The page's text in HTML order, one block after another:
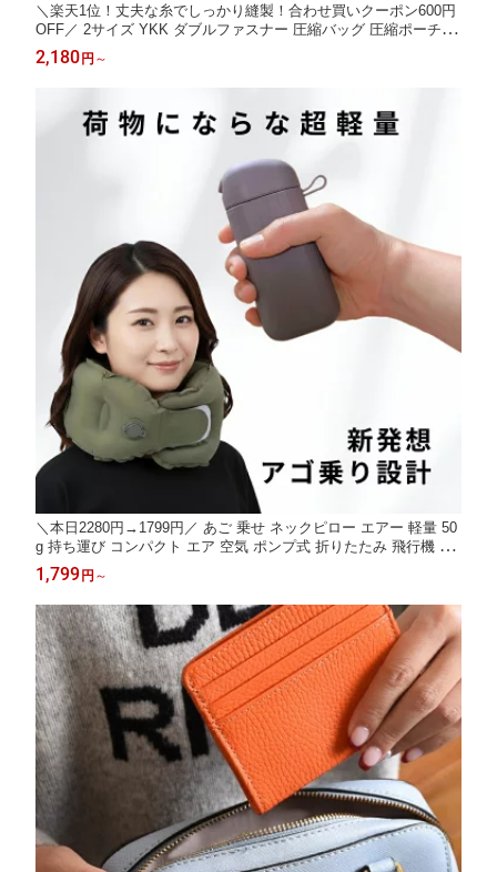
＼楽天1位！丈夫な糸でしっかり縫製！合わせ買いクーポン600円
OFF／ 2サイズ YKK ダブルファスナー 圧縮バッグ 圧縮ポーチ 衣
類 圧縮 収納 ポーチ トラベルポーチ 旅行 旅行用 トラベル 圧縮袋
収納ポーチ パッキングポーチ 旅行用ポーチ 旅行便利グッズ M L
AQshop
2,180円 ～
＼本日2280円→1799円／ あご 乗せ ネックピロー エアー 軽量 50
g 持ち運び コンパクト エア 空気 ポンプ式 折りたたみ 飛行機 機
内 バス 出張 旅行 首 枕 クッション 軽い 洗える 海外旅行 旅行グ
ッズ 便利グッズ トラベル 首枕 携帯枕 新幹線 長距離バス エアネ
ックピロー
1,799円 ～